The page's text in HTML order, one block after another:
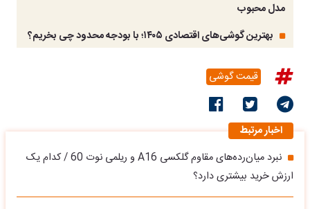
مدل محبوب
بهترین گوشی‌های اقتصادی ۱۴۰۵؛ با بودجه محدود چی بخریم؟
قیمت گوشی
اخبار مرتبط
نبرد میان‌رده‌های مقاوم گلکسی A16 و ریلمی نوت 60 / کدام یک
ارزش خرید بیشتری دارد؟